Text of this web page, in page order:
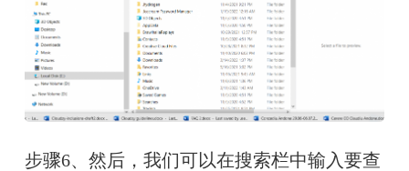
步骤6、然后，我们可以在搜索栏中输入要查